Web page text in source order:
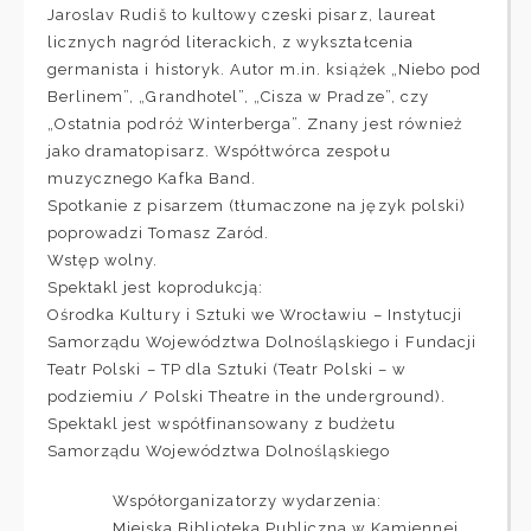
Jaroslav Rudiš to kultowy czeski pisarz, laureat
licznych nagród literackich, z wykształcenia
germanista i historyk. Autor m.in. książek „Niebo pod
Berlinem”, „Grandhotel”, „Cisza w Pradze”, czy
„Ostatnia podróż Winterberga”. Znany jest również
jako dramatopisarz. Współtwórca zespołu
muzycznego Kafka Band.
Spotkanie z pisarzem (tłumaczone na język polski)
poprowadzi Tomasz Zaród.
Wstęp wolny.
Spektakl jest koprodukcją:
Ośrodka Kultury i Sztuki we Wrocławiu – Instytucji
Samorządu Województwa Dolnośląskiego i Fundacji
Teatr Polski – TP dla Sztuki (Teatr Polski – w
podziemiu / Polski Theatre in the underground).
Spektakl jest współfinansowany z budżetu
Samorządu Województwa Dolnośląskiego
Współorganizatorzy wydarzenia: